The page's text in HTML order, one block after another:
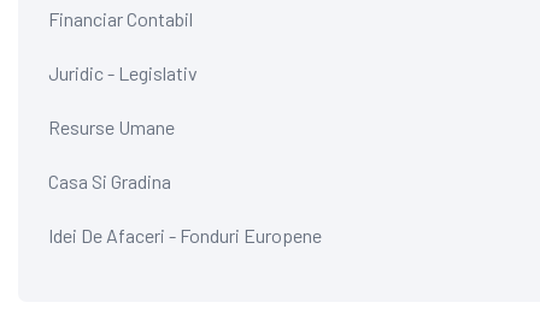
Financiar Contabil
Juridic - Legislativ
Resurse Umane
Casa Si Gradina
Idei De Afaceri - Fonduri Europene